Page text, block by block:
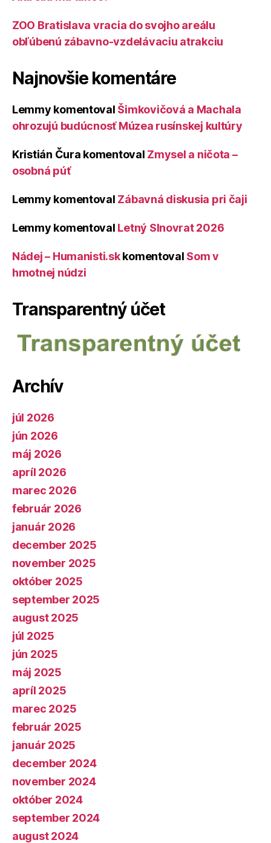
ZOO Bratislava vracia do svojho areálu
obľúbenú zábavno-vzdelávaciu atrakciu
Najnovšie komentáre
Lemmy komentoval Šimkovičová a Machala
ohrozujú budúcnosť Múzea rusínskej kultúry
Kristián Čura komentoval Zmysel a ničota –
osobná púť
Lemmy komentoval Zábavná diskusia pri čaji
Lemmy komentoval Letný Slnovrat 2026
Nádej – Humanisti.skkomentoval Som v
hmotnej núdzi
Transparentný účet
Archív
júl 2026
jún 2026
máj 2026
apríl 2026
marec 2026
február 2026
január 2026
december 2025
november 2025
október 2025
september 2025
august 2025
júl 2025
jún 2025
máj 2025
apríl 2025
marec 2025
február 2025
január 2025
december 2024
november 2024
október 2024
september 2024
august 2024